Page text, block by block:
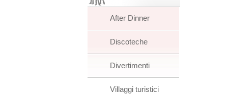
After Dinner
Discoteche
Divertimenti
Villaggi turistici